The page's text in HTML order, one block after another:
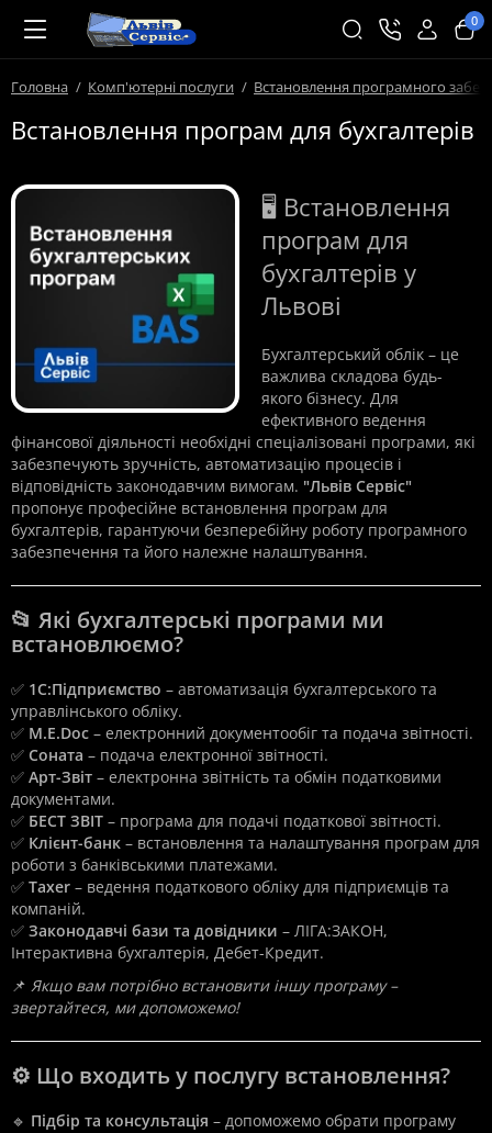
0
Головна Комп'ютерні послуги Встановлення програмного
Встановлення програм для бухгалтерів
🖥️ Встановлення
програм для
бухгалтерів у
Львові
Бухгалтерський облік – це
важлива складова будь-
якого бізнесу. Для
ефективного ведення
фінансової діяльності необхідні спеціалізовані програми, які
забезпечують зручність, автоматизацію процесів і
відповідність законодавчим вимогам. "Львів Сервіс"
пропонує професійне встановлення програм для
бухгалтерів, гарантуючи безперебійну роботу програмного
забезпечення та його належне налаштування.
📂 Які бухгалтерські програми ми
встановлюємо?
✅ 1С:Підприємство – автоматизація бухгалтерського та
управлінського обліку.
✅ M.E.Doc – електронний документообіг та подача звітності.
✅ Соната – подача електронної звітності.
✅ Арт-Звіт – електронна звітність та обмін податковими
документами.
✅ БЕСТ ЗВІТ – програма для подачі податкової звітності.
✅ Клієнт-банк – встановлення та налаштування програм для
роботи з банківськими платежами.
✅ Taxer – ведення податкового обліку для підприємців та
компаній.
✅ Законодавчі бази та довідники – ЛІГА:ЗАКОН,
Інтерактивна бухгалтерія, Дебет-Кредит.
📌 Якщо вам потрібно встановити іншу програму –
звертайтеся, ми допоможемо!
⚙️ Що входить у послугу встановлення?
🔹 Підбір та консультація – допоможемо обрати програму